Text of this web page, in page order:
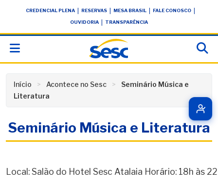
conteúdoCREDENCIAL PLENA RESERVAS MESA BRASIL FALE CONOSCO
OUVIDORIA TRANSPARÊNCIA
Início Acontece no Sesc
Seminário Música e
Literatura
Seminário Música e Literatura
Local: Salão do Hotel Sesc Atalaia Horário: 18h às